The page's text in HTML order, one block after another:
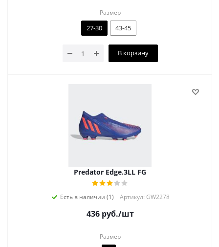
Размер
27-30 43-45
В корзину
Predator Edge.3LL FG
Есть в наличии (1) Артикул: GW2278
436руб./шт
Размер